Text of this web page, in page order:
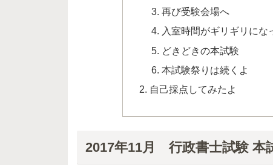
再び受験会場へ
入室時間がギリギリに
どきどきの本試験
本試験祭りは続くよ
自己採点してみたよ
2017年11月 行政書士試験 本